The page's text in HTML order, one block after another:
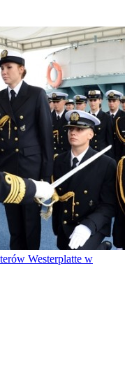
Westerplatte w